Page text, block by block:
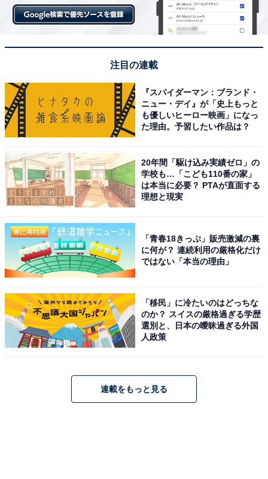
注目の連載
『スパイダーマン：ブランド・
ニュー・デイ』が「史上もっと
も優しいヒーロー映画」になっ
た理由。予習したい作品は？
20年間「駆け込み実績ゼロ」の
学校も…「こども110番の家」
は本当に必要？ PTAが直面する
理想と現実
「青春18きっぷ」販売激減の裏
に何が？ 連続利用の厳格化だけ
ではない「本当の理由」
「移民」に冷たいのはどっちな
のか？ スイスの厳格過ぎる学歴
選別と、日本の曖昧過ぎる外国
人政策
連載をもっと見る